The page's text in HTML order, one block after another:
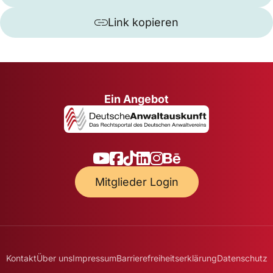
Link kopieren
Ein Angebot
Mitglieder Login
KontaktÜber unsImpressumBarrierefreiheitserklärungDatenschutz